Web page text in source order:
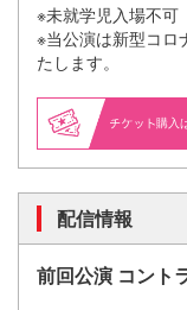
※未就学児入場不可
※当公演は新型コロ
たします。
購入
配信情報
前回公演 コント